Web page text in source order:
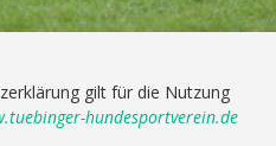
gilt für die Nutzung
hundesportverein.de